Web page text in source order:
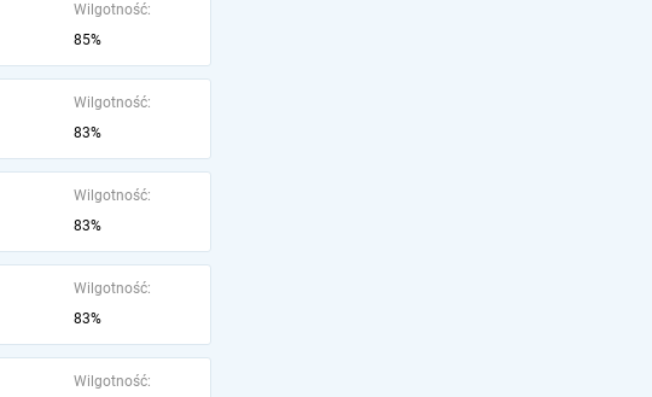
Wilgotność:
85%
Wilgotność:
83%
Wilgotność:
83%
Wilgotność:
83%
Wilgotność: